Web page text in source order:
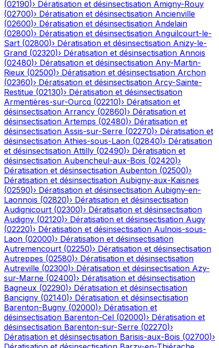
(02190)› Dératisation et désinsectisation Amigny-Rouy
(02700)› Dératisation et désinsectisation Ancienville
(02600)› Dératisation et désinsectisation Andelain
(02800)› Dératisation et désinsectisation Anguilcourt-le-
Sart (02800)› Dératisation et désinsectisation Anizy-le-
Grand (02320)› Dératisation et désinsectisation Annois
(02480)› Dératisation et désinsectisation Any-Martin-
Rieux (02500)› Dératisation et désinsectisation Archon
(02360)› Dératisation et désinsectisation Arcy-Sainte-
Restitue (02130)› Dératisation et désinsectisation
Armentières-sur-Ourcq (02210)› Dératisation et
désinsectisation Arrancy (02860)› Dératisation et
désinsectisation Artemps (02480)› Dératisation et
désinsectisation Assis-sur-Serre (02270)› Dératisation et
désinsectisation Athies-sous-Laon (02840)› Dératisation
et désinsectisation Attilly (02490)› Dératisation et
désinsectisation Aubencheul-aux-Bois (02420)›
Dératisation et désinsectisation Aubenton (02500)›
Dératisation et désinsectisation Aubigny-aux-Kaisnes
(02590)› Dératisation et désinsectisation Aubigny-en-
Laonnois (02820)› Dératisation et désinsectisation
Audignicourt (02300)› Dératisation et désinsectisation
Audigny (02120)› Dératisation et désinsectisation Augy
(02220)› Dératisation et désinsectisation Aulnois-sous-
Laon (02000)› Dératisation et désinsectisation
Autremencourt (02250)› Dératisation et désinsectisation
Autreppes (02580)› Dératisation et désinsectisation
Autreville (02300)› Dératisation et désinsectisation Azy-
sur-Marne (02400)› Dératisation et désinsectisation
Bagneux (02290)› Dératisation et désinsectisation
Bancigny (02140)› Dératisation et désinsectisation
Barenton-Bugny (02000)› Dératisation et
désinsectisation Barenton-Cel (02000)› Dératisation et
désinsectisation Barenton-sur-Serre (02270)›
Dératisation et désinsectisation Barisis-aux-Bois (02700)›